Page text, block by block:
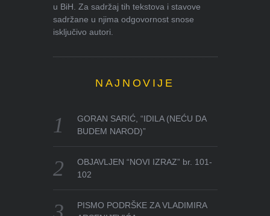
u BiH. Za sadržaj tih tekstova i stavove
sadržane u njima odgovornost snose
isključivo autori.
NAJNOVIJE
GORAN SARIĆ, “IDILA (NEĆU DA
BUDEM NAROD)”
OBJAVLJEN “NOVI IZRAZ” br. 101-
102
PISMO PODRŠKE ZA VLADIMIRA